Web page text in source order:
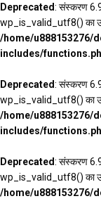
Deprecated: संस्करण
wp_is_valid_utf8() का
/home/u888153276/
includes/
Deprecated: संस्करण
wp_is_valid_utf8() का
/home/u888153276/
includes/
Deprecated: संस्करण
wp_is_valid_utf8() का
/home/u888153276/